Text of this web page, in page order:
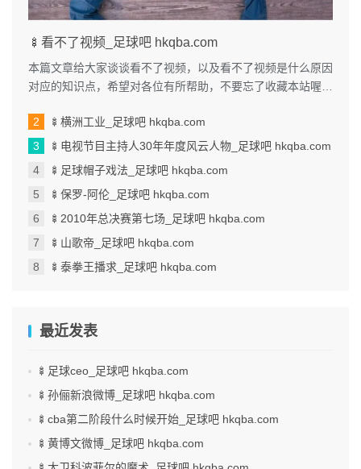
🍢看不了视频_足球吧 hkqba.com
本篇文章给大家谈谈看不了视频，以及看不了视频是什么原因
对应的知识点，希望对各位有所帮助，不要忘了收藏本站喔。
🍢横洲工业_足球吧 hkqba.com
🍢电视节目主持人30年年度风云人物_足球吧 hkqba.com
🍢足球帽子戏法_足球吧 hkqba.com
🍢保罗-阿伦_足球吧 hkqba.com
🍢2010年总决赛第七场_足球吧 hkqba.com
🍢山歌帝_足球吧 hkqba.com
🍢泰拳王播求_足球吧 hkqba.com
最近发表
🍢足球ceo_足球吧 hkqba.com
🍢孙俪新浪微博_足球吧 hkqba.com
🍢cba第二阶段什么时候开始_足球吧 hkqba.com
🍢黄博文微博_足球吧 hkqba.com